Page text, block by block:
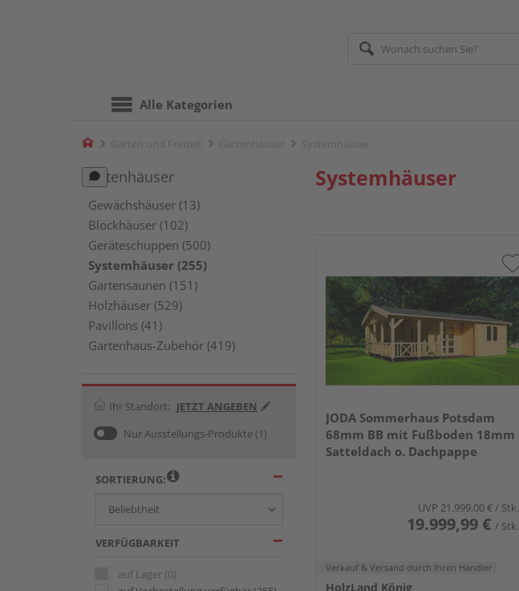
Alle Kategorien
Home
Gartenhäuser
Gewächshäuser (13)
Blockhäuser (102)
Geräteschuppen (500)
Systemhäuser (255)
Gartensaunen (151)
Holzhäuser (529)
Pavillons (41)
Gartenhaus-Zubehör (419)
Ihr Standort: JETZT ANGEBEN
Nur Ausstellungs-Produkte (1)
SORTIERUNG:
VERFÜGBARKEIT
auf Lager (0)
Systemhäuser
JODA Sommerhaus Potsdam
68mm BB mit Fußboden 18mm
Satteldach o. Dachpappe
UVP 21.999,00 €/ Stk.
19.999,99 € / Stk.
Verkauf & Versand durch Ihren Händler
HolzLand König